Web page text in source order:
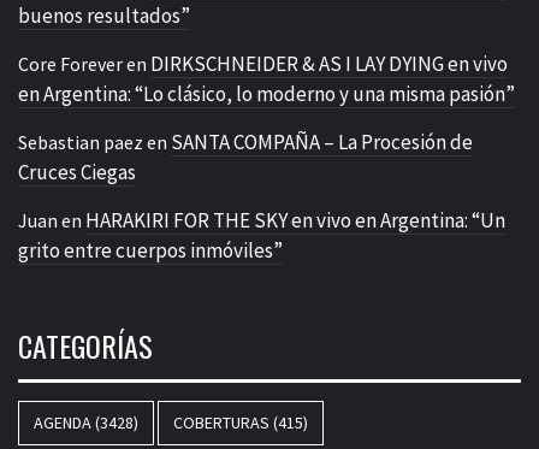
buenos resultados”
Core Foreveren DIRKSCHNEIDER & AS I LAY DYING en vivo
en Argentina: “Lo clásico, lo moderno y una misma pasión”
Sebastian paez en SANTA COMPAÑA – La Procesión de
Cruces Ciegas
Juan en HARAKIRI FOR THE SKY en vivo en Argentina: “Un
grito entre cuerpos inmóviles”
CATEGORÍAS
AGENDA(3428) COBERTURAS (415)